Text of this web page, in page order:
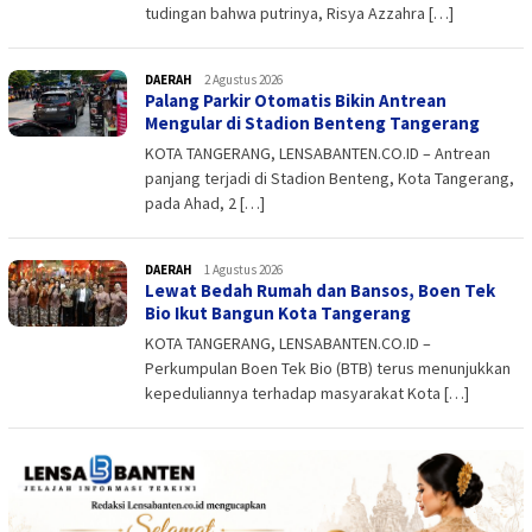
tudingan bahwa putrinya, Risya Azzahra […]
DAERAH admin
2 Agustus 2026
Palang Parkir Otomatis Bikin Antrean
Mengular di Stadion Benteng Tangerang
KOTA TANGERANG, LENSABANTEN.CO.ID – Antrean
panjang terjadi di Stadion Benteng, Kota Tangerang,
pada Ahad, 2 […]
DAERAH admin
1 Agustus 2026
Lewat Bedah Rumah dan Bansos, Boen Tek
Bio Ikut Bangun Kota Tangerang
KOTA TANGERANG, LENSABANTEN.CO.ID –
Perkumpulan Boen Tek Bio (BTB) terus menunjukkan
kepeduliannya terhadap masyarakat Kota […]